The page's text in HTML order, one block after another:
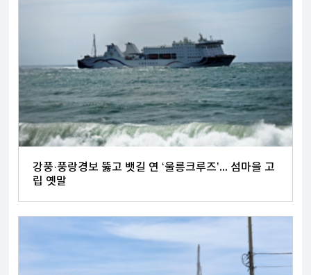
강풍·풍랑경보 뚫고 뱃길 연 ‘울릉크루즈’... 섬마을 고
립 옛말